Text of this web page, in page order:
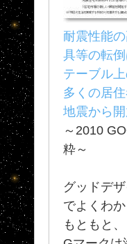
耐震性能
具等の転
テーブル
多くの居
地震から
～2010
粋～
グッドデ
でよくわ
もともと、